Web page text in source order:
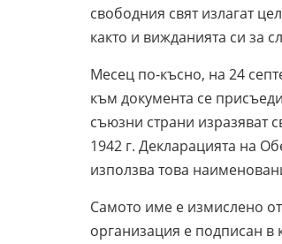
свободния свят излагат
както и вижданията си за
Месец по-късно, на 24
към документа се
съюзни страни изразяват
1942 г. Декларацията на
използва това
Самото име е измислено
организация е подписан в